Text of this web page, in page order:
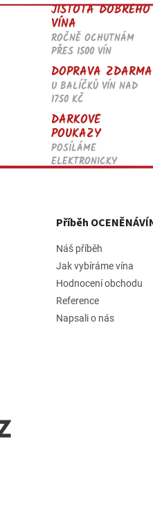
JISTOTA DOBRÉHO
VÍNA
ROČNĚ OCHUTNÁM
PŘES 1500 VÍN
DOPRAVA ZDARMA
U BALÍČKŮ VÍN NAD
1750 KČ
DÁRKOVÉ
POUKAZY
POSÍLÁME
ELEKTRONICKY
Příběh
Náš příběh
Jak vybíráme vína
Hodnocení obchodu
Reference
Napsali o nás